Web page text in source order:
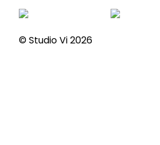
© Studio Vi2026